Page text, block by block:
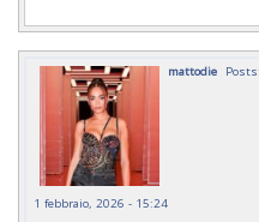
mattodie
1 febbraio, 2026 - 15:24